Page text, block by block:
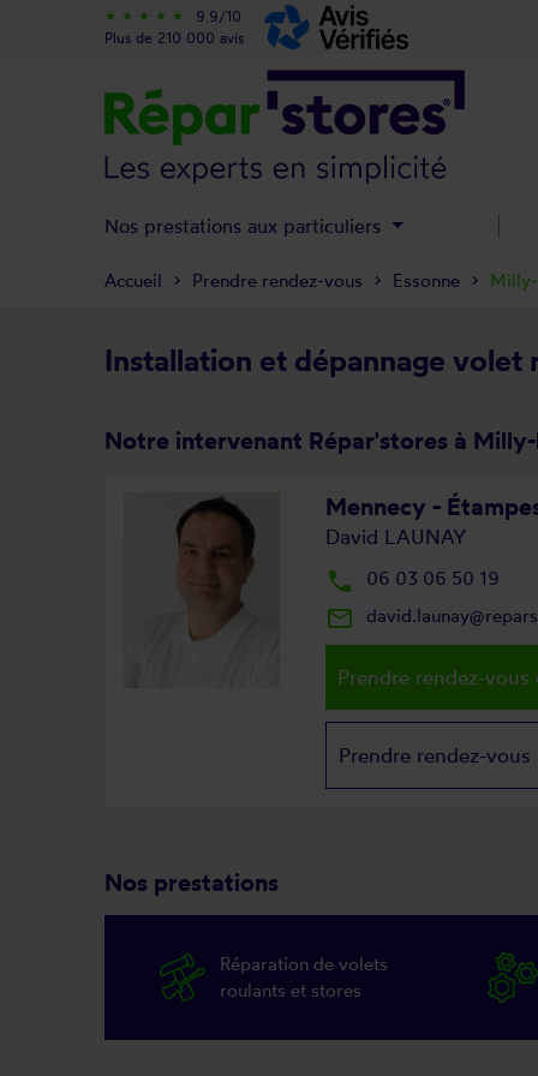
Installation et dépannage
Notre intervenant Répar'stores à
Mennecy -
David LAUNAY
local_phone 06 03 06 50 19
mail_outline
Prendre rendez-vous
Prendre rendez-vous
Nos prestations
Réparation de volets
roulants et stores
Accueil Prendre rendez-vous Essonne
star_rate star_rate star_rate star_rate star_rate
9.9/10
Plus de 210 000 avis
Nos prestations aux particuliers